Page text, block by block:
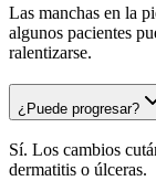
Las manchas en la
algunos pacientes
ralentizarse.
¿Puede progresar?
Sí. Los cambios
dermatitis o úlceras.